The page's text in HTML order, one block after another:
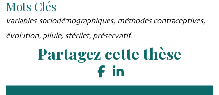
Mots Clés
variables sociodémographiques, méthodes contraceptives,
évolution, pilule, stérilet, préservatif.
Partagez cette thèse